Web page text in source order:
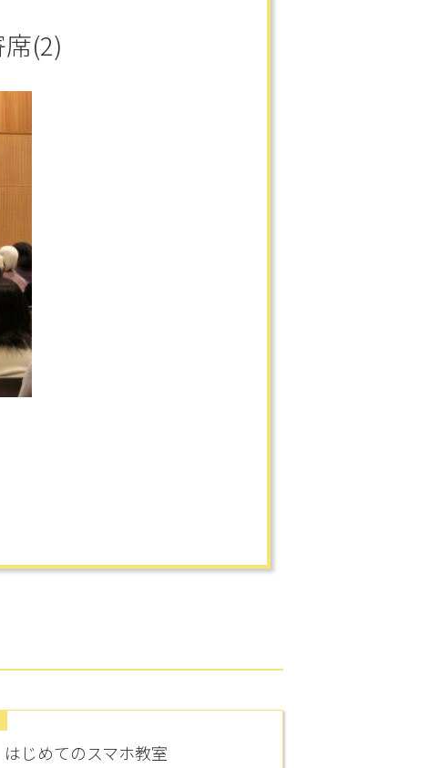
(2)
はじめてのスマホ教室